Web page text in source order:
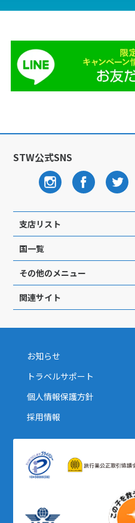
STW公式SNS
支店リスト
国一覧
その他のメニュー
関連サイト
お知らせ
トラベルサポート
個人情報保護方針
採用情報